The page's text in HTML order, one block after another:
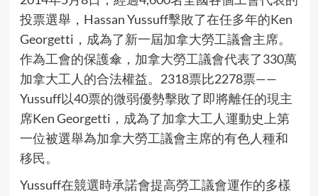
投票選舉，Hassan Yussuff擊敗了在任多年的Ken
Georgetti，成為了新一屆加拿大勞工議會主席。
作為工會的保護傘，加拿大勞工議會代表了330萬
加拿大工人的合法權益。2318票比2278票——
Yussuff以40票的微弱優勢擊敗了即將離任的現主
席Ken Georgetti，成為了加拿大工人運動史上第
一位被選舉為加拿大勞工議會主席的有色人種和
移民。
Yussuff在競選時承諾會提高勞工議會運作的多樣